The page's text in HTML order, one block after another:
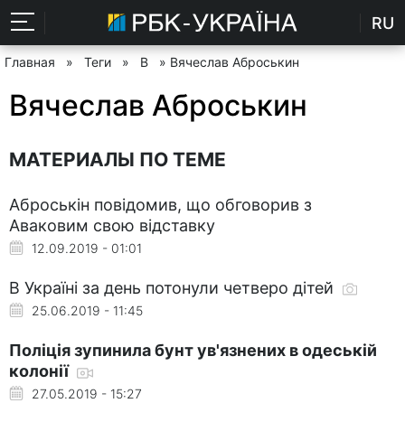
RU
Главная » Теги » В » Вячеслав Аброськин
Вячеслав Аброськин
МАТЕРИАЛЫ ПО ТЕМЕ
Аброськін повідомив, що обговорив з
Аваковим свою відставку
12.09.2019 - 01:01
В Україні за день потонули четверо дітей
25.06.2019 - 11:45
Поліція зупинила бунт ув'язнених в одеській
колонії
27.05.2019 - 15:27